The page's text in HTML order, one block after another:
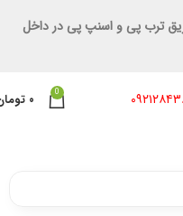
0 ۰
از طریق ترب پی و اسنپ پی در داخل